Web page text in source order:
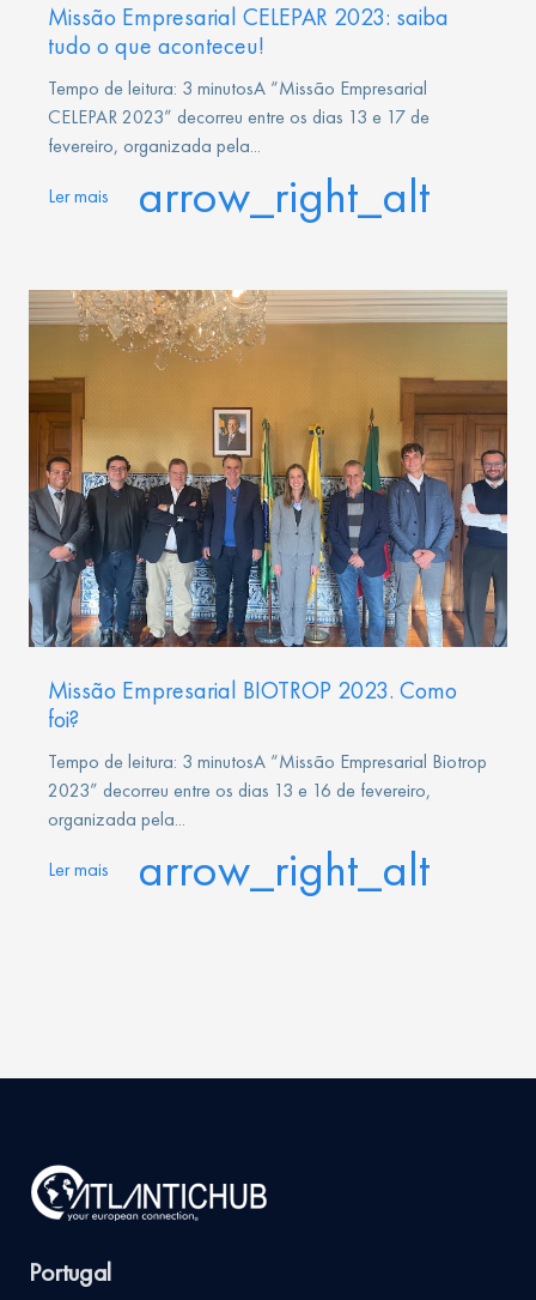
Missão Empresarial CELEPAR 2023: saiba
tudo o que aconteceu!
Tempo de leitura: 3 minutosA “Missão Empresarial
CELEPAR 2023” decorreu entre os dias 13 e 17 de
fevereiro, organizada pela...
Ler mais arrow_right_alt
Missão Empresarial BIOTROP 2023. Como
foi?
Tempo de leitura: 3 minutosA “Missão Empresarial Biotrop
2023” decorreu entre os dias 13 e 16 de fevereiro,
organizada pela...
Ler mais arrow_right_alt
Portugal